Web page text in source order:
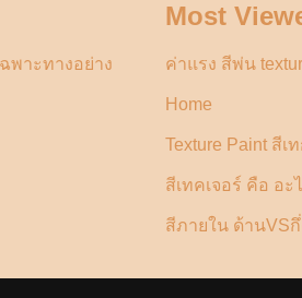
พาะทางอย่าง
Most
ค่าแรง สีพ่น
Home
Texture Paint สี
สีเทคเจอร์ คือ อ
สีภายใน ด้านVS